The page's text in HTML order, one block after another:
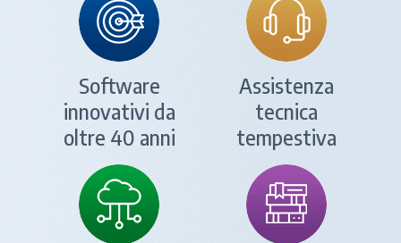
Software
innovativi da
oltre 40 anni
Assistenza
tecnica
tempestiva